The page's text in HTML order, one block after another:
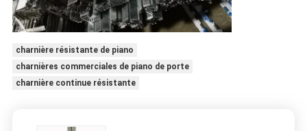
charnière résistante de piano
charnières commerciales de piano de porte
charnière continue résistante